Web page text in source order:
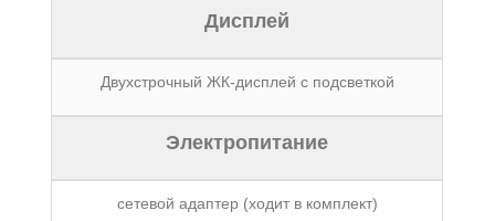
Дисплей
Двухстрочный ЖК-дисплей с подсветкой
Электропитание
сетевой адаптер (ходит в комплект)